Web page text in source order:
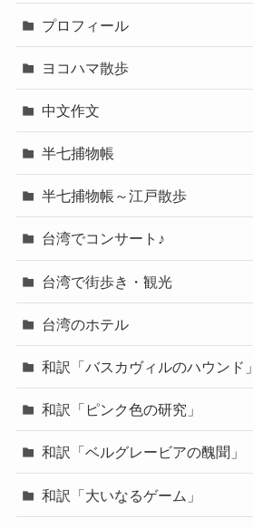
プロフィール
ヨコハマ散歩
中文作文
半七捕物帳
半七捕物帳～江戸散歩
台湾でコンサート♪
台湾で街歩き・観光
台湾のホテル
和訳「バスカヴィルのハウンド」
和訳「ピンク色の研究」
和訳「ベルグレービアの醜聞」
和訳「大いなるゲーム」